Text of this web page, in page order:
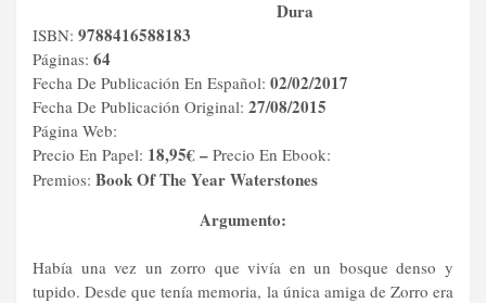
Dura
ISBN: 9788416588183
Páginas: 64
Fecha De Publicación En Español: 02/02/2017
Fecha De Publicación Original: 27/08/2015
Página Web:
Precio En Papel: 18,95€– Precio En Ebook:
Premios: BookOfThe Year Waterstones
Argumento:
Había una vez un zorro que vivía en un bosque denso y
tupido. Desde que tenía memoria, la única amiga de Zorro era